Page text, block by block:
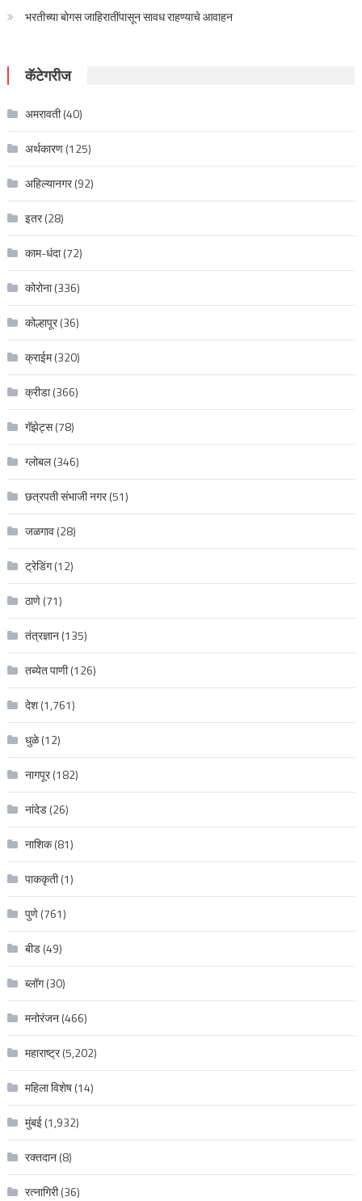
भरतीच्या बोगस जाहिरातींपासून सावध राहण्याचे आवाहन
कॅटेगरीज
अमरावती(40)
अर्थकारण(125)
अहिल्यानगर(92)
इतर(28)
काम-धंदा(72)
कोरोना(336)
कोल्हापूर(36)
क्राईम(320)
क्रीडा(366)
गॅझेट्स(78)
ग्लोबल(346)
छत्रपती संभाजी नगर(51)
जळगाव(28)
ट्रेडिंग(12)
ठाणे(71)
तंत्रज्ञान(135)
तब्येत पाणी(126)
देश(1,761)
धुळे(12)
नागपूर(182)
नांदेड(26)
नाशिक(81)
पाककृती(1)
पुणे(761)
बीड(49)
ब्लॉग(30)
मनोरंजन(466)
महाराष्ट्र(5,202)
महिला विशेष(14)
मुंबई(1,932)
रक्‍तदान(8)
रत्नागिरी(36)